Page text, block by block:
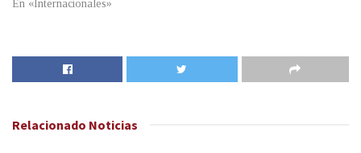
En «Internacionales»
Relacionado Noticias